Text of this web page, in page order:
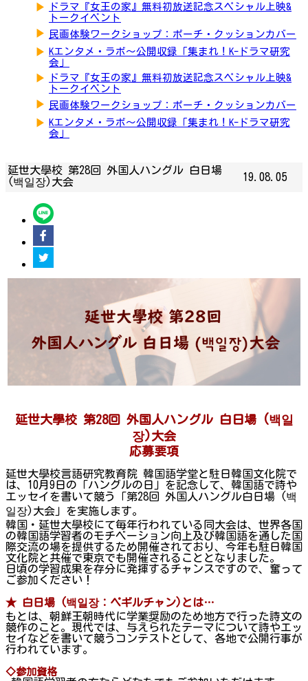
▶
ドラマ『女王の家』無料初放送記念スペシャル上映&
トークイベント
▶ 民画体験ワークショップ：ポーチ・クッションカバー
▶ Kエンタメ・ラボ～公開収録「集まれ！K-ドラマ研究
会」
▶
ドラマ『女王の家』無料初放送記念スペシャル上映&
トークイベント
▶ 民画体験ワークショップ：ポーチ・クッションカバー
▶ Kエンタメ・ラボ～公開収録「集まれ！K-ドラマ研究
会」
延世大學校 第28回 外国人ハングル 白日場
(백일장)大会
19.08.05
延世大學校 第28回 外国人ハングル 白日場 (백일
장)大会
応募要項
延世大學校言語研究教育院 韓国語学堂と駐日韓国文化院で
は、10月9日の「ハングルの日」を記念して、韓国語で詩や
エッセイを書いて競う「第28回 外国人ハングル白日場 (백
일장)大会」を実施します。
韓国・延世大學校にて毎年行われている同大会は、世界各国
の韓国語学習者のモチベーション向上及び韓国語を通した国
際交流の場を提供するため開催されており、今年も駐日韓国
文化院と共催で東京でも開催されることとなりました。
日頃の学習成果を存分に発揮するチャンスですので、奮って
ご参加ください！
★ 白日場 (백일장：ペギルチャン) とは…
もとは、朝鮮王朝時代に学業奨励のため地方で行った詩文の
競作のこと。現代では、与えられたテーマについて詩やエッ
セイなどを書いて競うコンテストとして、各地で公開行事が
行われています。
◇参加資格